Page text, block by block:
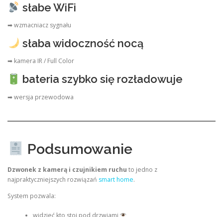
słabe WiFi
➡ wzmacniacz sygnału
słaba widoczność nocą
➡ kamera IR / Full Color
bateria szybko się rozładowuje
➡ wersja przewodowa
Podsumowanie
Dzwonek z kamerą i czujnikiem ruchu to jedno z
najpraktyczniejszych rozwiązań smart home.
System pozwala:
widzieć kto stoi pod drzwiami